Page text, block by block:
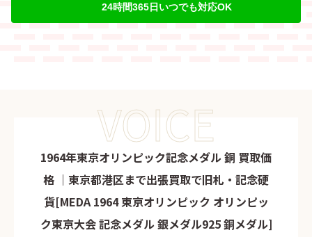
24時間365日いつでも対応OK
1964年東京オリンピック記念メダル 銅 買取価
格 ｜東京都港区まで出張買取で旧札・記念硬
貨[MEDA 1964 東京オリンピック オリンピッ
ク東京大会 記念メダル 銀メダル925 銅メダル]
VOICE